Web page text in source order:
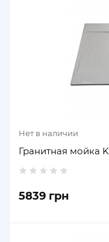
Нет в наличии
Гранитная мойка
5839 грн